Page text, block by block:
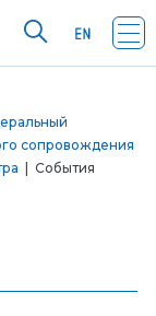
сопровождения
| События